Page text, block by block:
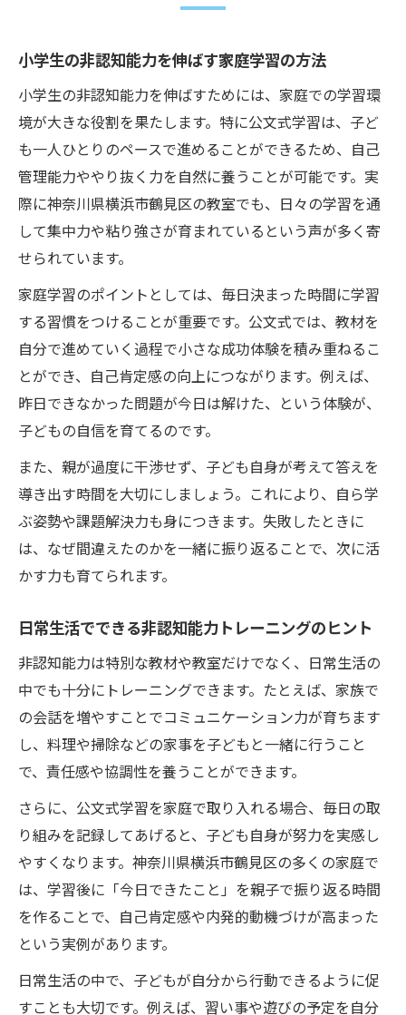
小学生の非認知能力を伸ばす家庭学習の方法
小学生の非認知能力を伸ばすためには、家庭での学習環
境が大きな役割を果たします。特に公文式学習は、子ど
も一人ひとりのペースで進めることができるため、自己
管理能力ややり抜く力を自然に養うことが可能です。実
際に神奈川県横浜市鶴見区の教室でも、日々の学習を通
して集中力や粘り強さが育まれているという声が多く寄
せられています。
家庭学習のポイントとしては、毎日決まった時間に学習
する習慣をつけることが重要です。公文式では、教材を
自分で進めていく過程で小さな成功体験を積み重ねるこ
とができ、自己肯定感の向上につながります。例えば、
昨日できなかった問題が今日は解けた、という体験が、
子どもの自信を育てるのです。
また、親が過度に干渉せず、子ども自身が考えて答えを
導き出す時間を大切にしましょう。これにより、自ら学
ぶ姿勢や課題解決力も身につきます。失敗したときに
は、なぜ間違えたのかを一緒に振り返ることで、次に活
かす力も育てられます。
日常生活でできる非認知能力トレーニングのヒント
非認知能力は特別な教材や教室だけでなく、日常生活の
中でも十分にトレーニングできます。たとえば、家族で
の会話を増やすことでコミュニケーション力が育ちます
し、料理や掃除などの家事を子どもと一緒に行うこと
で、責任感や協調性を養うことができます。
さらに、公文式学習を家庭で取り入れる場合、毎日の取
り組みを記録してあげると、子ども自身が努力を実感し
やすくなります。神奈川県横浜市鶴見区の多くの家庭で
は、学習後に「今日できたこと」を親子で振り返る時間
を作ることで、自己肯定感や内発的動機づけが高まった
という実例があります。
日常生活の中で、子どもが自分から行動できるように促
すことも大切です。例えば、習い事や遊びの予定を自分